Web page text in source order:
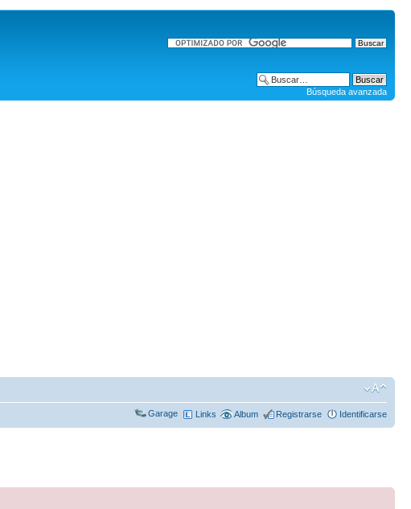
Búsqueda avanzada
Garage Links Album Registrarse Identificarse